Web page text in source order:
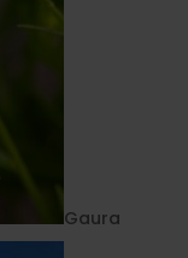
Gaura